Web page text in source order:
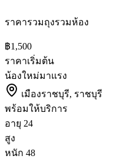
ราคารวมถุงรวมห้อง
฿1,500
ราคาเริ่มต้น
น้องใหม่มาแรง
เมืองราชบุรี, ราชบุรี
พร้อมให้บริการ
อายุ 24
สูง
หนัก 48